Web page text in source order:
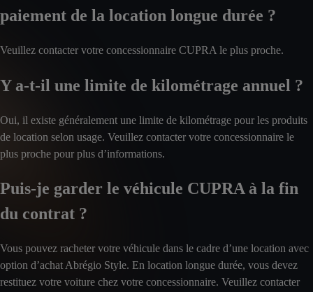
paiement de la location longue durée ?
Veuillez contacter votre concessionnaire CUPRA le plus proche.
Y a-t-il une limite de kilométrage annuel ?
Oui, il existe généralement une limite de kilométrage pour les produits
de location selon usage. Veuillez contacter votre concessionnaire le
plus proche pour plus d’informations.
Puis-je garder le véhicule CUPRA à la fin
du contrat ?
Vous pouvez racheter votre véhicule dans le cadre d’une location avec
option d’achat Abrégio Style. En location longue durée, vous devez
restituez votre voiture chez votre concessionnaire. Veuillez contacter